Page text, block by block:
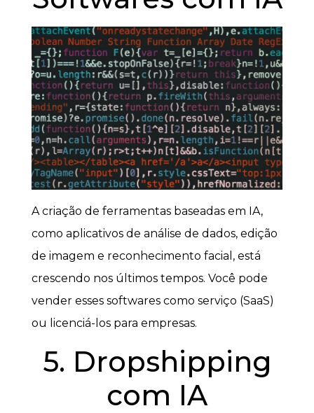
A criação de ferramentas baseadas em IA,
como aplicativos de análise de dados, edição
de imagem e reconhecimento facial, está
crescendo nos últimos tempos. Você pode
vender esses softwares como serviço (SaaS)
ou licenciá-los para empresas.
5. Dropshipping
com IA